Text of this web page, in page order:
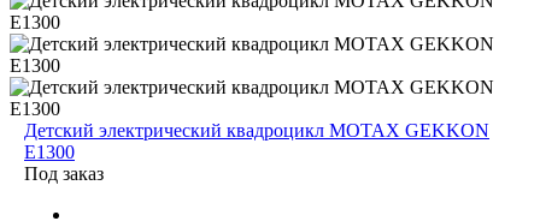
Детский электрический квадроцикл MOTAX GEKKON
E1300
Под заказ